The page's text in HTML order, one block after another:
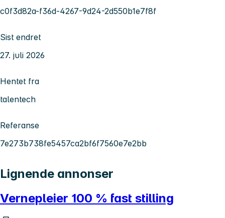
c0f3d82a-f36d-4267-9d24-2d550b1e7f8f
Sist endret
27. juli 2026
Hentet fra
talentech
Referanse
7e273b738fe5457ca2bf6f7560e7e2bb
Lignende annonser
Vernepleier 100 % fast stilling